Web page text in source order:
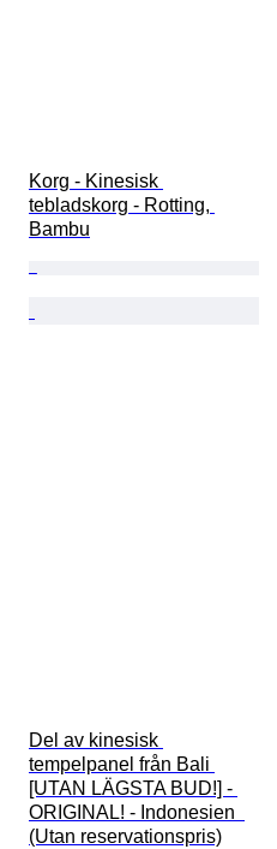
Korg - Kinesisk
tebladskorg - Rotting,
Bambu
Del av kinesisk
tempelpanel från Bali
[UTAN LÄGSTA BUD!] -
ORIGINAL! - Indonesien
(Utan reservationspris)